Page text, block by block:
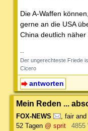
Die A-Waffen
gerne an die USA
China deutlich
--
Der ungerechteste Friede
Cicero
antworten
Mein Reden ...
FOX-NEWS , fair and
52 Tagen @ sprit
4855